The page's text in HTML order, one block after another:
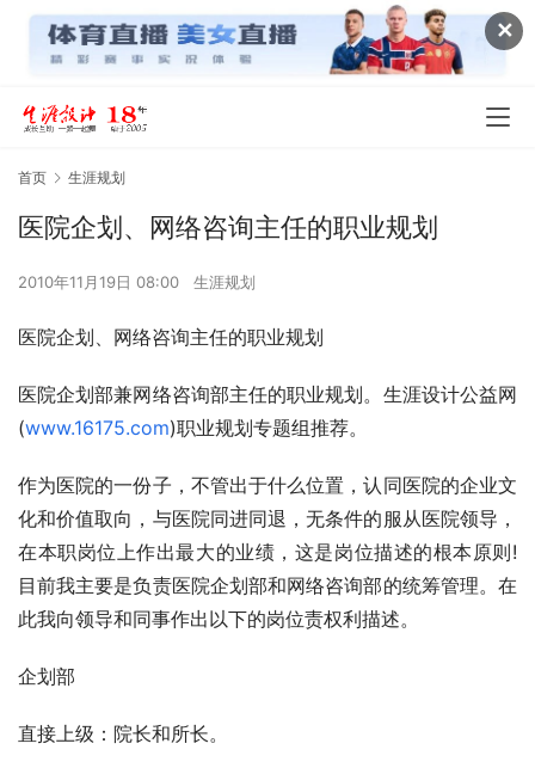
✕
首页 生涯规划
医院企划、网络咨询主任的职业规划
2010年11月19日 08:00 生涯规划
医院企划、网络咨询主任的职业规划
医院企划部兼网络咨询部主任的职业规划。生涯设计公益网
(www.16175.com)职业规划专题组推荐。
作为医院的一份子，不管出于什么位置，认同医院的企业文
化和价值取向，与医院同进同退，无条件的服从医院领导，
在本职岗位上作出最大的业绩，这是岗位描述的根本原则!
目前我主要是负责医院企划部和网络咨询部的统筹管理。在
此我向领导和同事作出以下的岗位责权利描述。
企划部
直接上级：院长和所长。